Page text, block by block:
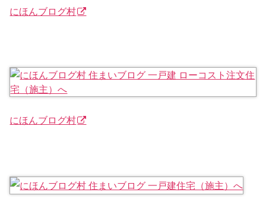
にほんブログ村
にほんブログ村